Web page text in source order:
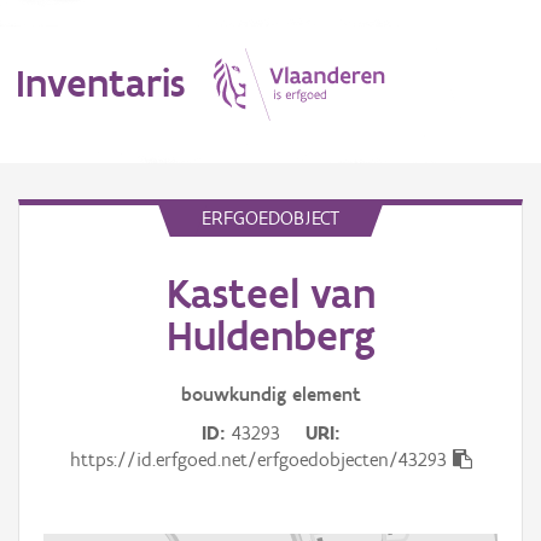
Inventaris
ERFGOEDOBJECT
Kasteel van
Huldenberg
bouwkundig element
ID 43293
URI
https://id.erfgoed.net/erfgoedobjecten/43293